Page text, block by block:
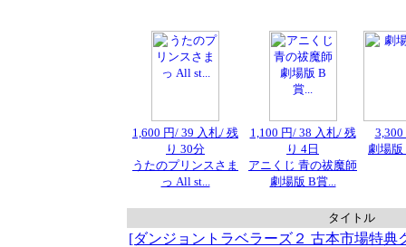
1,600 円/ 39 入札/ 残
り 30分
うたのプリンスさま
っ All st...
1,100 円/ 38 入札/ 残
り 4日
アニくじ 青の祓魔師
劇場版 B賞...
劇場版
タイトル
[ダンジョントラベラーズ２ 古本市場特典